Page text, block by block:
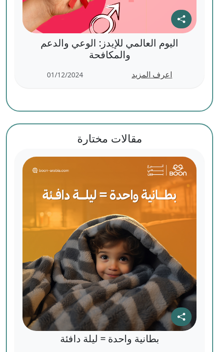
اليوم العالمي للإيدز: الوعي والدعم
والمكافحة
اعرف المزيد 01/12/2024
مقالات مختارة
بطانية واحدة = ليلة دافئة